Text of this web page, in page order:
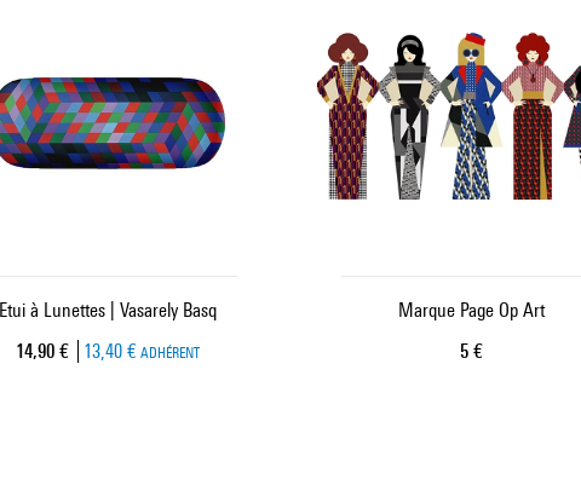
Etui à Lunettes | Vasarely Basq
Prix ​​actuel
14,90 € 13,40 € ADHÉRENT
Marque Page Op Art
Prix ​​actuel
5 €